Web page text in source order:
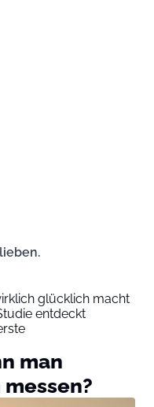
glücklich macht
entdeckt
man